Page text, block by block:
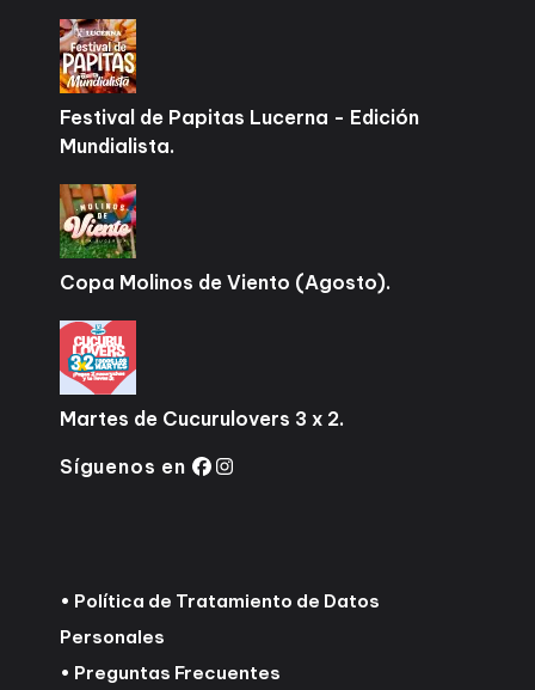
Festival de Papitas Lucerna - Edición
Mundialista.
Copa Molinos de Viento (Agosto).
Martes de Cucurulovers 3 x 2.
Síguenos en
• Política de Tratamiento de Datos
Personales
• Preguntas Frecuentes